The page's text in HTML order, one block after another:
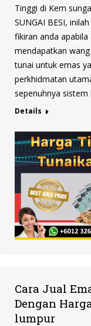
Tinggi di Kem
SUNGAI BESI,
fikiran anda
mendapatkan
tunai untuk emas
perkhidmatan
sepenuhnya
Details
Cara Jual
Dengan
lumpur